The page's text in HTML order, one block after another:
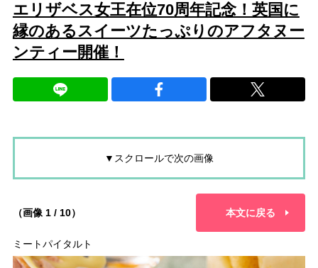
エリザベス女王在位70周年記念！英国に
縁のあるスイーツたっぷりのアフタヌー
ンティー開催！
▼スクロールで次の画像
（画像 1 / 10） 本文に戻る
ミートパイタルト